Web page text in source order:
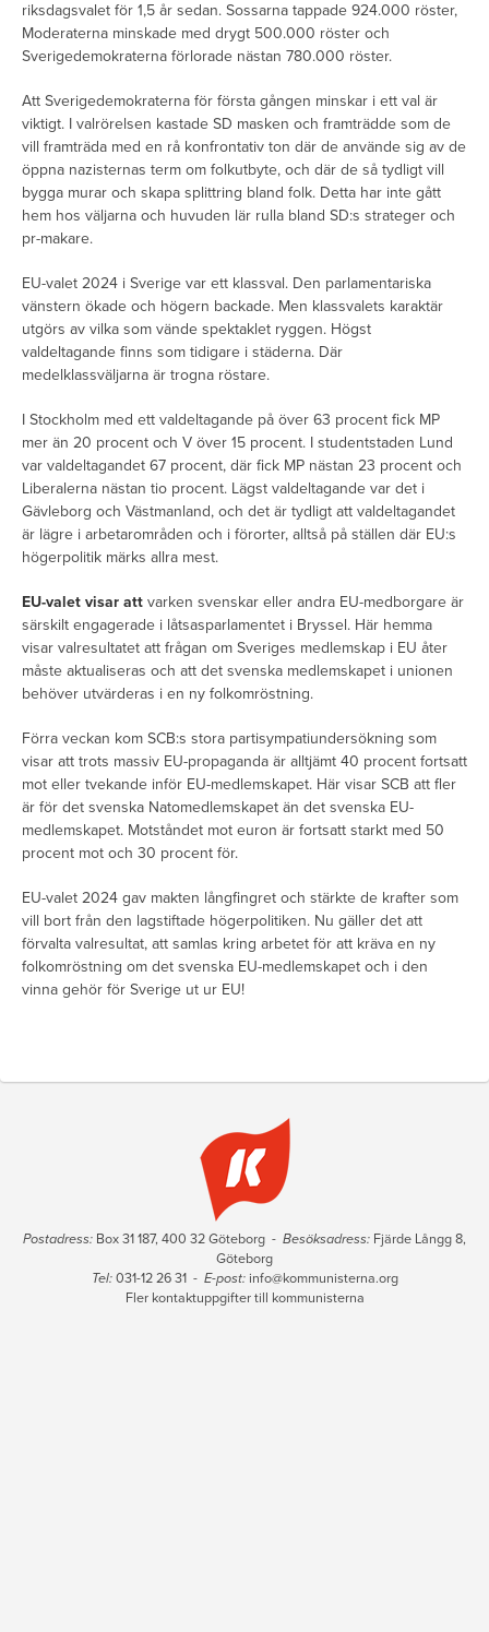
riksdagsvalet för 1,5 år sedan. Sossarna tappade 924.000 röster,
Moderaterna minskade med drygt 500.000 röster och
Sverigedemokraterna förlorade nästan 780.000 röster.
Att Sverigedemokraterna för första gången minskar i ett val är
viktigt. I valrörelsen kastade SD masken och framträdde som de
vill framträda med en rå konfrontativ ton där de använde sig av de
öppna nazisternas term om folkutbyte, och där de så tydligt vill
bygga murar och skapa splittring bland folk. Detta har inte gått
hem hos väljarna och huvuden lär rulla bland SD:s strateger och
pr-makare.
EU-valet 2024 i Sverige var ett klassval. Den parlamentariska
vänstern ökade och högern backade. Men klassvalets karaktär
utgörs av vilka som vände spektaklet ryggen. Högst
valdeltagande finns som tidigare i städerna. Där
medelklassväljarna är trogna röstare.
I Stockholm med ett valdeltagande på över 63 procent fick MP
mer än 20 procent och V över 15 procent. I studentstaden Lund
var valdeltagandet 67 procent, där fick MP nästan 23 procent och
Liberalerna nästan tio procent. Lägst valdeltagande var det i
Gävleborg och Västmanland, och det är tydligt att valdeltagandet
är lägre i arbetarområden och i förorter, alltså på ställen där EU:s
högerpolitik märks allra mest.
EU-valet visar att varken svenskar eller andra EU-medborgare är
särskilt engagerade i låtsasparlamentet i Bryssel. Här hemma
visar valresultatet att frågan om Sveriges medlemskap i EU åter
måste aktualiseras och att det svenska medlemskapet i unionen
behöver utvärderas i en ny folkomröstning.
Förra veckan kom SCB:s stora partisympatiundersökning som
visar att trots massiv EU-propaganda är alltjämt 40 procent fortsatt
mot eller tvekande inför EU-medlemskapet. Här visar SCB att fler
är för det svenska Natomedlemskapet än det svenska EU-
medlemskapet. Motståndet mot euron är fortsatt starkt med 50
procent mot och 30 procent för.
EU-valet 2024 gav makten långfingret och stärkte de krafter som
vill bort från den lagstiftade högerpolitiken. Nu gäller det att
förvalta valresultat, att samlas kring arbetet för att kräva en ny
folkomröstning om det svenska EU-medlemskapet och i den
vinna gehör för Sverige ut ur EU!
Postadress: Box 31 187, 400 32 Göteborg - Besöksadress: Fjärde Långg 8,
Göteborg
Tel:031-12 26 31 - E-post: info@kommunisterna.org
Fler kontaktuppgifter till kommunisterna